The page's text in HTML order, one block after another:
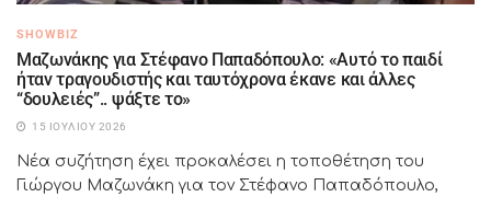
SHOWBIZ
Μαζωνάκης για Στέφανο Παπαδόπουλο: «Αυτό το παιδί
ήταν τραγουδιστής και ταυτόχρονα έκανε και άλλες
“δουλειές”.. ψάξτε το»
15 ΙΟΥΛΊΟΥ 2026
Νέα συζήτηση έχει προκαλέσει η τοποθέτηση του
Γιώργου Μαζωνάκη για τον Στέφανο Παπαδόπουλο,